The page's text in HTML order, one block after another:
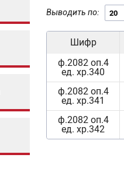
Выводить по:
Шифр
ф.2082 оп.4
ед. хр.340
ф.2082 оп.4
ед. хр.341
ф.2082 оп.4
ед. хр.342